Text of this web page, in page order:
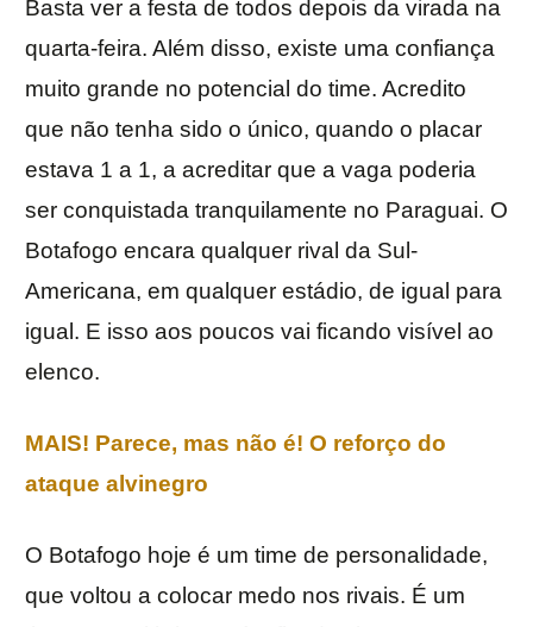
Basta ver a festa de todos depois da virada na
quarta-feira. Além disso, existe uma confiança
muito grande no potencial do time. Acredito
que não tenha sido o único, quando o placar
estava 1 a 1, a acreditar que a vaga poderia
ser conquistada tranquilamente no Paraguai. O
Botafogo encara qualquer rival da Sul-
Americana, em qualquer estádio, de igual para
igual. E isso aos poucos vai ficando visível ao
elenco.
MAIS! Parece, mas não é! O reforço do
ataque alvinegro
O Botafogo hoje é um time de personalidade,
que voltou a colocar medo nos rivais. É um